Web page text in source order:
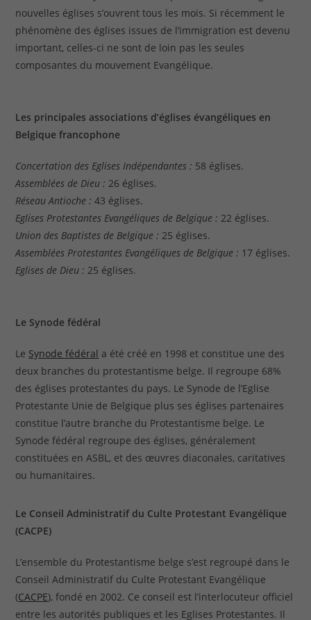
nouvelles églises s’ouvrent tous les mois. Si récemment le
phénomène des églises issues de l’immigration est devenu
important, celles-ci ne sont de loin pas les seules
composantes du mouvement Evangélique.
Les principales associations d’églises évangéliques en
Belgique francophone
Concertation des Eglises Indépendantes : 58 églises.
Assemblées de Dieu : 26 églises.
Réseau Antioche : 43 églises.
Eglises Protestantes Evangéliques de Belgique : 22 églises.
Union des Baptistes de Belgique : 25 églises.
Assemblées Protestantes Evangéliques de Belgique : 17 églises.
Eglises de Dieu : 25 églises.
Le Synode fédéral
Le Synode fédéral a été créé en 1998 et constitue une des
deux branches du protestantisme belge. Il regroupe 68%
des églises protestantes du pays. Le Synode de l’Eglise
Protestante Unie de Belgique plus ses églises partenaires
constitue l’autre branche du Protestantisme belge. Le
Synode fédéral regroupe des églises, généralement
constituées en ASBL, et des œuvres diaconales, caritatives
ou humanitaires.
Le Conseil Administratif du Culte Protestant Evangélique
(CACPE)
L’ensemble du Protestantisme belge s’est regroupé dans le
Conseil Administratif du Culte Protestant Evangélique
(CACPE), fondé en 2002. Ce conseil est l’interlocuteur officiel
entre les autorités publiques et les Eglises Protestantes. Il